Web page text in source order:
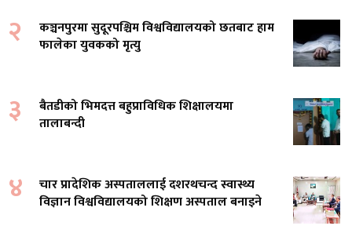
२
कञ्चनपुरमा सुदूरपश्चिम विश्वविद्यालयको छतबाट हाम
फालेका युवकको मृत्यु
३
बैतडीको भिमदत्त बहुप्राविधिक शिक्षालयमा
तालाबन्दी
४
चार प्रादेशिक अस्पताललाई दशरथचन्द स्वास्थ्य
विज्ञान विश्वविद्यालयको शिक्षण अस्पताल बनाइने